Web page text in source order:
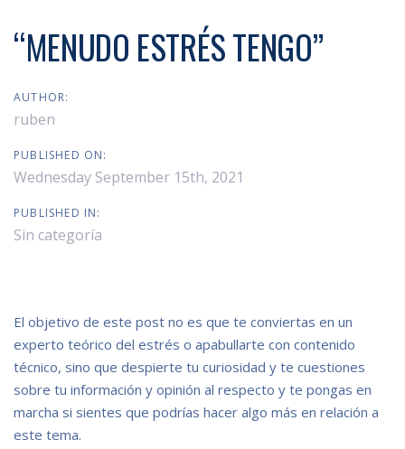
“MENUDO ESTRÉS TENGO”
AUTHOR:
ruben
PUBLISHED ON:
Wednesday September 15th, 2021
PUBLISHED IN:
Sin categoría
El objetivo de este post no es que te conviertas en un
experto teórico del estrés o apabullarte con contenido
técnico, sino que despierte tu curiosidad y te cuestiones
sobre tu información y opinión al respecto y te pongas en
marcha si sientes que podrías hacer algo más en relación a
este tema.